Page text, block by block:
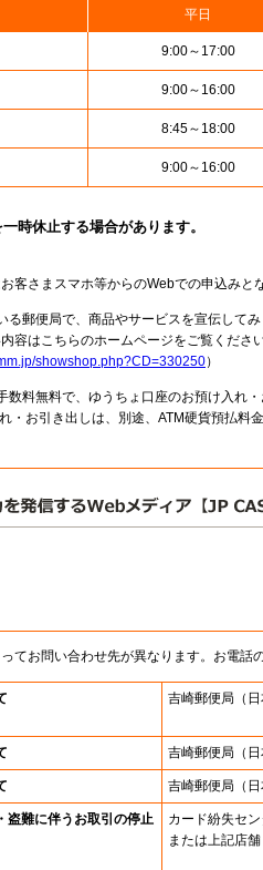
平日
9:00～17:00
9:00～16:00
8:45～18:00
9:00～16:00
時休止する場合があります。
客さまスマホ等からのWebでの申込みと
る郵便局で、商品やサービスを宣伝して
容はこちらのホームページをご覧くださ
showshop.php?CD=330250）
数料無料で、ゆうちょ口座のお預け入れ
・お引き出しは、別途、ATM硬貨預払料
てお問い合わせ先が異なります。お電話
吉崎郵便局 （
吉崎郵便局 （
吉崎郵便局 （
盗難に伴うお取引の停止
カード紛失セ
または上記店舗